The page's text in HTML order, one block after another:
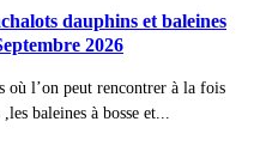
dauphins et baleines
2026
où l’on peut rencontrer à la fois
baleines à bosse et...